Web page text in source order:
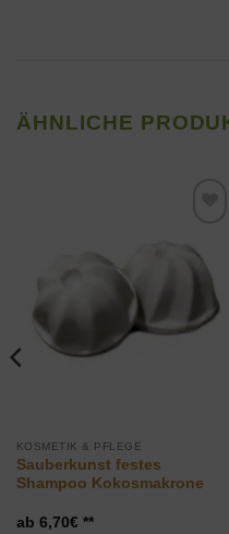
ÄHNLICHE
KOSMETIK & PFLEGE
Sauberkunst festes
Shampoo Kokosmakrone
6,70€